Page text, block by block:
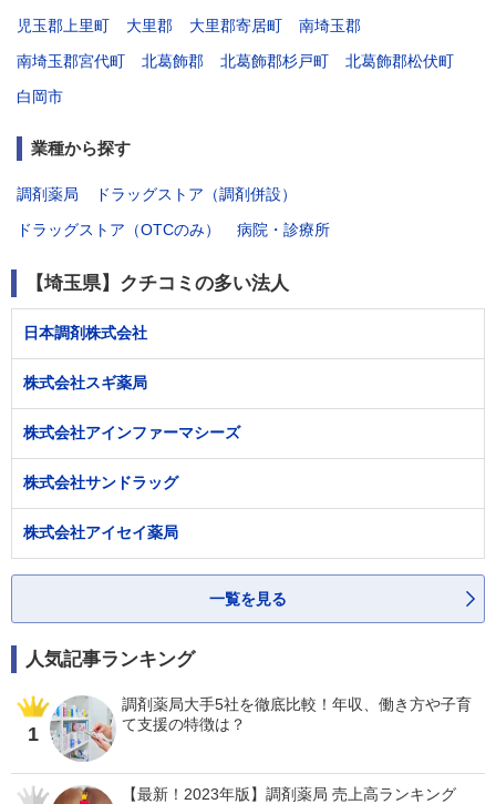
児玉郡上里町
大里郡 大里郡寄居町
南埼玉郡
南埼玉郡宮代町
北葛飾郡 北葛飾郡杉戸町
北葛飾郡松伏町
白岡市
業種から探す
調剤薬局
ドラッグストア（調剤併設）
ドラッグストア（OTCのみ）
病院・診療所
【埼玉県】クチコミの多い法人
日本調剤株式会社
株式会社スギ薬局
株式会社アインファーマシーズ
株式会社サンドラッグ
株式会社アイセイ薬局
一覧を見る
人気記事ランキング
1
調剤薬局大手5社を徹底比較！年収、働き方や子育
て支援の特徴は？
【最新！2023年版】調剤薬局 売上高ランキング